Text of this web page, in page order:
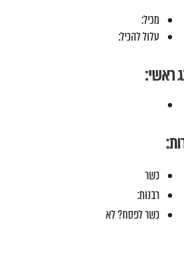
מכיל:
עלול להכיל:
ראשי:
כשר
רבנות:
כשר לפסח? לא